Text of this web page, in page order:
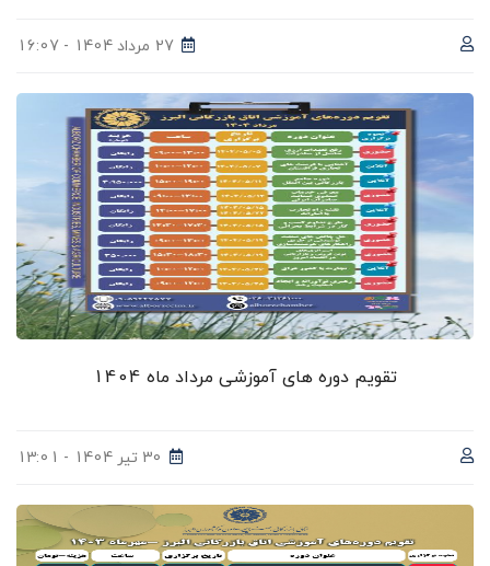
27 مرداد 1404 - 16:07
تقویم دوره های آموزشی مرداد ماه 1404
30 تیر 1404 - 13:01